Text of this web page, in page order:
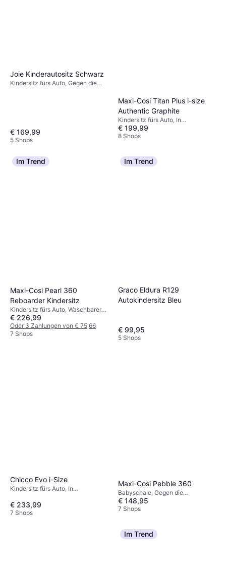
Joie Kinderautositz Schwarz
Kindersitz fürs Auto, Gegen die
€ 169,99
5 Shops
Maxi-Cosi Titan Plus i-size
Authentic Graphite
Kindersitz fürs Auto, In
Fahrtrichtung, UN R129, i-Size,
Seitlicher Aufprallschutz (ASIP),
€ 199,99
8 Shops
Im Trend
Maxi-Cosi Pearl 360
Reboarder Kindersitz
Kindersitz fürs Auto, Waschbarer
Bezug
€ 226,99
Oder 3 Zahlungen von € 75,66
7 Shops
Im Trend
Graco Eldura R129
Autokindersitz Bleu
€ 99,95
5 Shops
Chicco Evo i-Size
Kindersitz fürs Auto, In
Fahrtrichtung, UN R129, i-Size,
Neugeboreneneinsatz inklusive,
€ 233,99
7 Shops
Maxi-Cosi Pebble 360
Babyschale, Gegen die
Fahrtrichtung, UN R129, i-Size,
Seitlicher Aufprallschutz (ASIP),
Neugeboreneneinsatz inklusive
€ 148,95
7 Shops
Im Trend